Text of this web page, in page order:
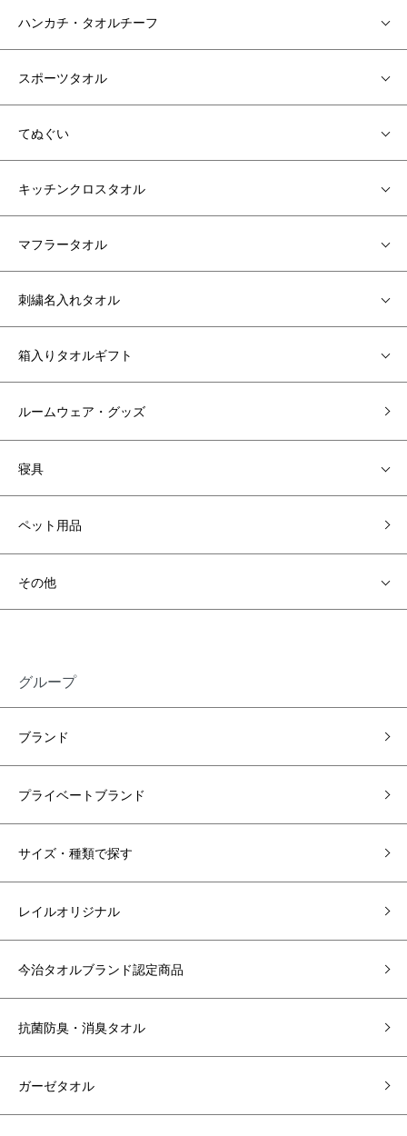
ハンカチ・タオルチーフ
スポーツタオル
てぬぐい
キッチンクロスタオル
マフラータオル
刺繍名入れタオル
箱入りタオルギフト
ルームウェア・グッズ
寝具
ペット用品
その他
グループ
ブランド
プライベートブランド
サイズ・種類で探す
レイルオリジナル
今治タオルブランド認定商品
抗菌防臭・消臭タオル
ガーゼタオル